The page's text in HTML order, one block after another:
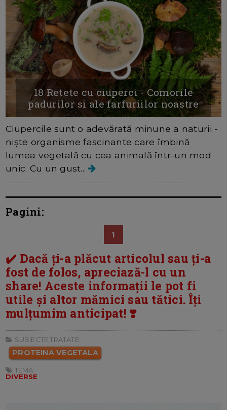
18 Retete cu ciuperci - Comorile
padurilor si ale farfuriilor noastre
Ciupercile sunt o adevărată minune a naturii -
niște organisme fascinante care îmbină
lumea vegetală cu cea animală într-un mod
unic. Cu un gust...
Pagini:
1
✔️ Dacă ți-a plăcut articolul sau ți-a
fost de folos, apreciază-l cu un
share! Aceste informații le pot fi
utile și altor mămici sau tătici. Îți
mulțumim anticipat! ❣️
SUBIECTE TRATATE:
PROTEINA VEGETALA
TEMA:
DIVERSE